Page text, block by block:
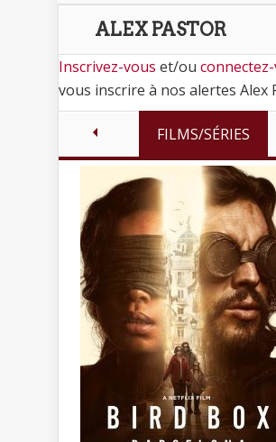
ALEX PASTOR
Inscrivez-vous et/ou
vous inscrire à nos alertes Alex
FILMS/SÉRIES